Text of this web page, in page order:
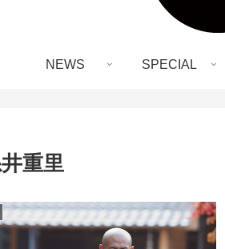
NEWS SPECIAL
重里